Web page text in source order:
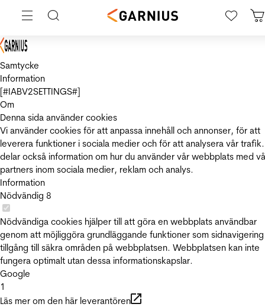
Samtycke
Information
[#IABV2SETTINGS#]
Om
Denna sida använder cookies
Vi använder cookies för att anpassa innehåll och annonser, för att
leverera funktioner i sociala medier och för att analysera vår
delar också information om hur du använder vår webbplats med
partners inom sociala medier, reklam och analys.
Information
Nödvändig 8
Nödvändiga cookies hjälper till att göra en webbplats användbar
genom att möjliggöra grundläggande funktioner som
tillgång till säkra områden på webbplatsen. Webbplatsen kan inte
fungera optimalt utan dessa informationskapslar.
Google
1
Läs mer om den här leverantören